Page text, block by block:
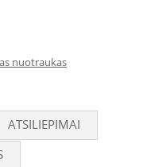
nuotraukas
ATSILIEPIMAI